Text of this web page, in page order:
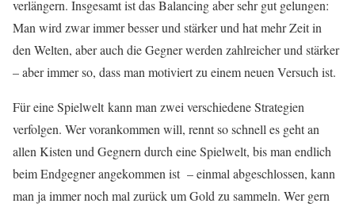
verlängern. Insgesamt ist das Balancing aber sehr gut gelungen:
Man wird zwar immer besser und stärker und hat mehr Zeit in
den Welten, aber auch die Gegner werden zahlreicher und stärker
– aber immer so, dass man motiviert zu einem neuen Versuch ist.
Für eine Spielwelt kann man zwei verschiedene Strategien
verfolgen. Wer vorankommen will, rennt so schnell es geht an
allen Kisten und Gegnern durch eine Spielwelt, bis man endlich
beim Endgegner angekommen ist – einmal abgeschlossen, kann
man ja immer noch mal zurück um Gold zu sammeln. Wer gern